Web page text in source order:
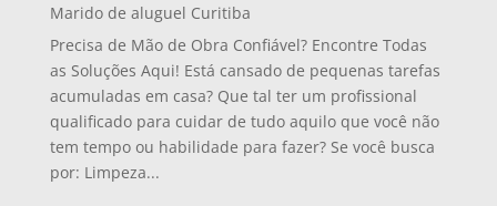
Marido de aluguel Curitiba
Precisa de Mão de Obra Confiável? Encontre Todas
as Soluções Aqui! Está cansado de pequenas tarefas
acumuladas em casa? Que tal ter um profissional
qualificado para cuidar de tudo aquilo que você não
tem tempo ou habilidade para fazer? Se você busca
por: Limpeza...